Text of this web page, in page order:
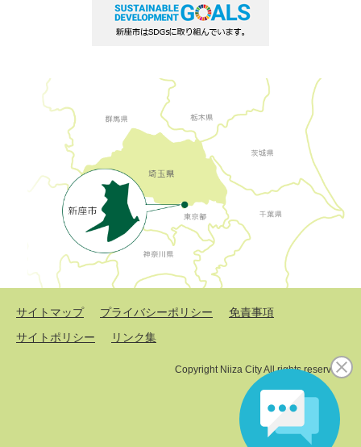
サイトマップ プライバシーポリシー
免責事項
サイトポリシー
リンク集
Copyright Niiza City All rights reserved.